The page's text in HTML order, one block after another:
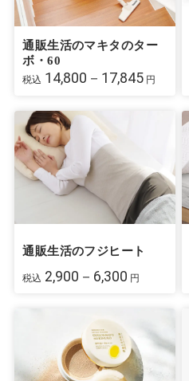
通販生活のマキタのター
ボ・60
税込 14,800－17,845 円
通販生活のフジヒート
税込 2,900－6,300 円